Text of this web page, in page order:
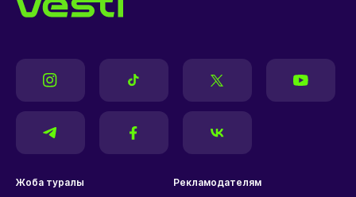
Жоба туралы Рекламодателям